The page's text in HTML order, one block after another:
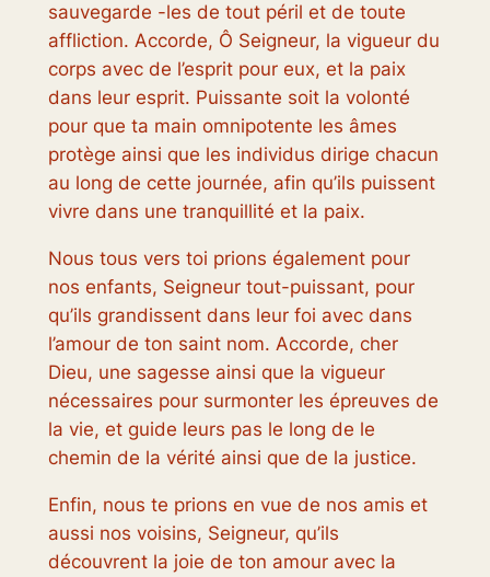
sauvegarde -les de tout péril et de toute
affliction. Accorde, Ô Seigneur, la vigueur du
corps avec de l’esprit pour eux, et la paix
dans leur esprit. Puissante soit la volonté
pour que ta main omnipotente les âmes
protège ainsi que les individus dirige chacun
au long de cette journée, afin qu’ils puissent
vivre dans une tranquillité et la paix.
Nous tous vers toi prions également pour
nos enfants, Seigneur tout-puissant, pour
qu’ils grandissent dans leur foi avec dans
l’amour de ton saint nom. Accorde, cher
Dieu, une sagesse ainsi que la vigueur
nécessaires pour surmonter les épreuves de
la vie, et guide leurs pas le long de le
chemin de la vérité ainsi que de la justice.
Enfin, nous te prions en vue de nos amis et
aussi nos voisins, Seigneur, qu’ils
découvrent la joie de ton amour avec la